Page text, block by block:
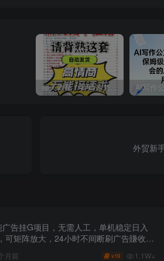
聊天救星！背熟这套高情商万能接话术
外贸新
告挂G项目，无需人工，单机稳定日入
可矩阵放大，24小时不间断刷广告賺收益
月前 ¥19 1.1W+